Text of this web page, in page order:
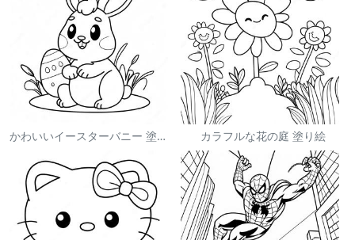
かわいいイースターバニー 塗り絵 カラフルな花の庭 塗り絵